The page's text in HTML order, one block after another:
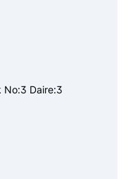
No:3 Daire:3